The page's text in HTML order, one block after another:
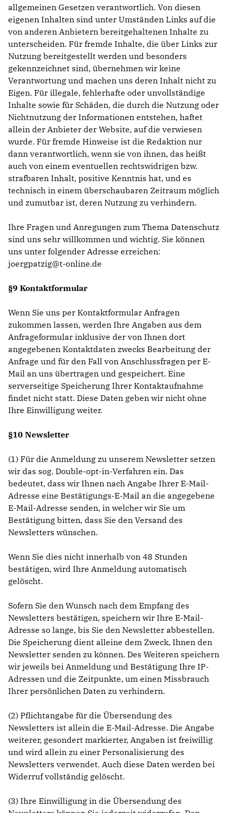
allgemeinen Gesetzen verantwortlich. Von diesen
eigenen Inhalten sind unter Umständen Links auf die
von anderen Anbietern bereitgehaltenen Inhalte zu
unterscheiden. Für fremde Inhalte, die über Links zur
Nutzung bereitgestellt werden und besonders
gekennzeichnet sind, übernehmen wir keine
Verantwortung und machen uns deren Inhalt nicht zu
Eigen. Für illegale, fehlerhafte oder unvollständige
Inhalte sowie für Schäden, die durch die Nutzung oder
Nichtnutzung der Informationen entstehen, haftet
allein der Anbieter der Website, auf die verwiesen
wurde. Für fremde Hinweise ist die Redaktion nur
dann verantwortlich, wenn sie von ihnen, das heißt
auch von einem eventuellen rechtswidrigen bzw.
strafbaren Inhalt, positive Kenntnis hat, und es
technisch in einem überschaubaren Zeitraum möglich
und zumutbar ist, deren Nutzung zu verhindern.
Ihre Fragen und Anregungen zum Thema Datenschutz
sind uns sehr willkommen und wichtig. Sie können
uns unter folgender Adresse erreichen:
joergpatzig@t-online.de
§9 Kontaktformular
Wenn Sie uns per Kontaktformular Anfragen
zukommen lassen, werden Ihre Angaben aus dem
Anfrageformular inklusive der von Ihnen dort
angegebenen Kontaktdaten zwecks Bearbeitung der
Anfrage und für den Fall von Anschlussfragen per E-
Mail an uns übertragen und gespeichert. Eine
serverseitige Speicherung Ihrer Kontaktaufnahme
findet nicht statt. Diese Daten geben wir nicht ohne
Ihre Einwilligung weiter.
§10 Newsletter
(1) Für die Anmeldung zu unserem Newsletter setzen
wir das sog. Double-opt-in-Verfahren ein. Das
bedeutet, dass wir Ihnen nach Angabe Ihrer E-Mail-
Adresse eine Bestätigungs-E-Mail an die angegebene
E-Mail-Adresse senden, in welcher wir Sie um
Bestätigung bitten, dass Sie den Versand des
Newsletters wünschen.
Wenn Sie dies nicht innerhalb von 48 Stunden
bestätigen, wird Ihre Anmeldung automatisch
gelöscht.
Sofern Sie den Wunsch nach dem Empfang des
Newsletters bestätigen, speichern wir Ihre E-Mail-
Adresse so lange, bis Sie den Newsletter abbestellen.
Die Speicherung dient alleine dem Zweck, Ihnen den
Newsletter senden zu können. Des Weiteren speichern
wir jeweils bei Anmeldung und Bestätigung Ihre IP-
Adressen und die Zeitpunkte, um einen Missbrauch
Ihrer persönlichen Daten zu verhindern.
(2) Pflichtangabe für die Übersendung des
Newsletters ist allein die E-Mail-Adresse. Die Angabe
weiterer, gesondert markierter, Angaben ist freiwillig
und wird allein zu einer Personalisierung des
Newsletters verwendet. Auch diese Daten werden bei
Widerruf vollständig gelöscht.
(3) Ihre Einwilligung in die Übersendung des